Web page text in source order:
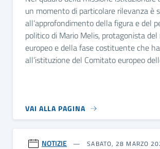
un momento di particolare rilevanza è
all’approfondimento della figura e del
politico di Mario Melis, protagonista
europeo e della fase costituente che
all’istituzione del Comitato europeo
VAI ALLA PAGINA
NOTIZIE
SABATO, 28 MARZO